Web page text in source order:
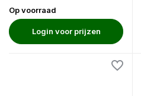
Op voorraad
Login voor prijzen